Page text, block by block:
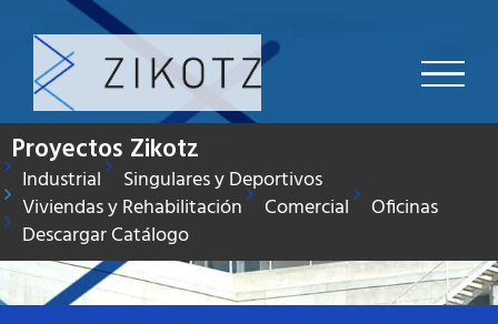
contenido
Proyectos Zikotz
Industrial
Singulares y Deportivos
Viviendas y Rehabilitación
Comercial
Oficinas
Descargar Catálogo